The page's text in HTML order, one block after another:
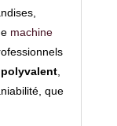
machine
,
que